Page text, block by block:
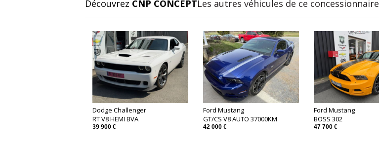
Découvrez CNP CONCEPTLes autres véhicules de ce concessionnaire
Dodge Challenger
RT V8 HEMI BVA
39 900 €
Ford Mustang
GT/CS V8 AUTO 37000KM
42 000 €
Ford Mustang
BOSS 302
47 700 €